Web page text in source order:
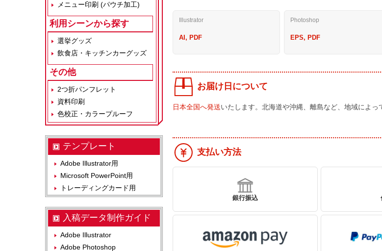
Illustrator
AI, PDF
Photoshop
EPS, PDF
お届け日について
日本全国へ発送いたします。北海道や沖縄、離島など、地域によっ
支払い方法
銀行振込
メニュー印刷 (パウチ加工)
利用シーンから探す
選挙グッズ
飲食店・キッチンカーグッズ
その他
2つ折パンフレット
資料印刷
色校正・カラープルーフ
テンプレート
Adobe Illustrator用
Microsoft PowerPoint用
トレーディングカード用
入稿データ制作ガイド
Adobe Illustrator
Adobe Photoshop